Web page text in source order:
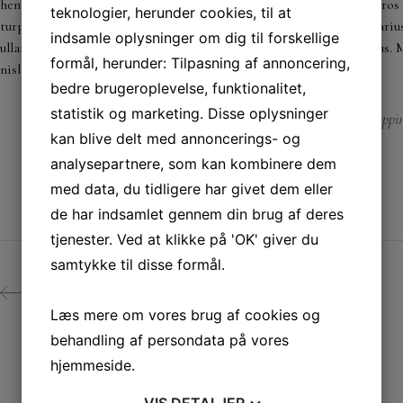
hendrerit gravida. In nec lectus diam. Sed tellus justo, aliquam id
turpis, non viverra dui ante id orci. Nam laoreet ornare urna, in
ullamcorper. Duis ut libero nulla. Ut et erat in quam mattis
nisl vulputate. Vivamus interdum id urna ut sagittis.
CATEGORY:
teknologier, herunder cookies, til at
indsamle oplysninger om dig til forskellige
formål, herunder: Tilpasning af annoncering,
bedre brugeroplevelse, funktionalitet,
statistik og marketing. Disse oplysninger
kan blive delt med annoncerings- og
analysepartnere, som kan kombinere dem
med data, du tidligere har givet dem eller
de har indsamlet gennem din brug af deres
tjenester. Ved at klikke på 'OK' giver du
samtykke til disse formål.
Læs mere om vores brug af cookies og
behandling af persondata på vores
hjemmeside.